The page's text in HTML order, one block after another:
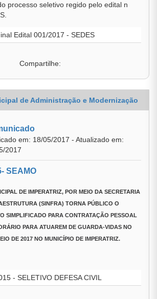
processo seletivo regido pelo edital n
Edital 001/2017 - SEDES
Compartilhe:
de Administração e Modernização
em: 18/05/2017 - Atualizado em:
2017
SEAMO
DE IMPERATRIZ, POR MEIO DA SECRETARIA
(SINFRA) TORNA PÚBLICO O
SIMPLIFICADO PARA CONTRATAÇÃO PESSOAL
PARA ATUAREM DE GUARDA-VIDAS NO
DE 2017 NO MUNICÍPIO DE IMPERATRIZ.
- SELETIVO DEFESA CIVIL